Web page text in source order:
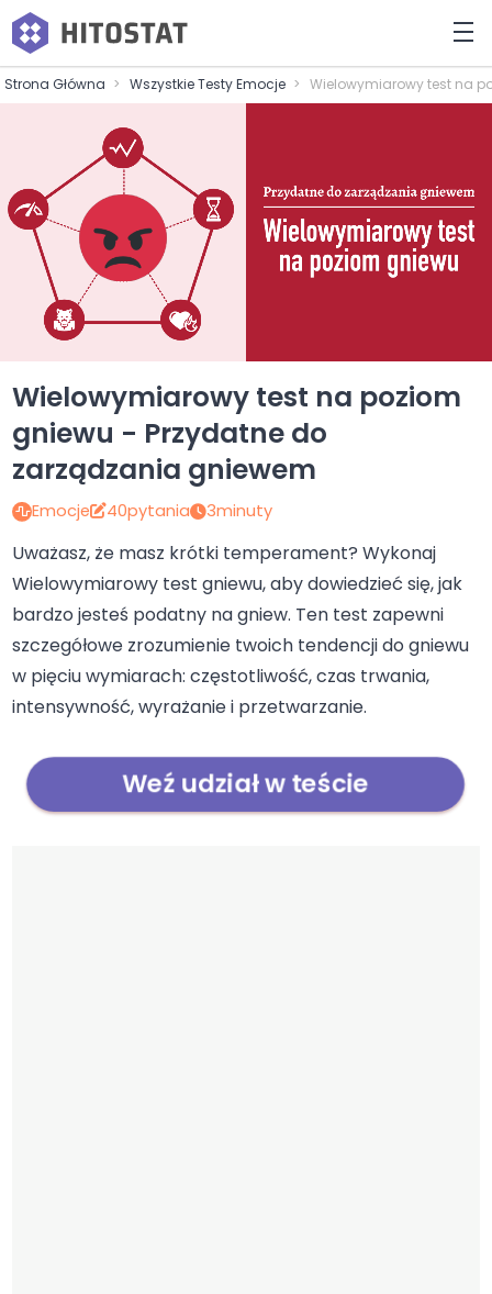
Strona Główna Wszystkie Testy Emocje Wielowymiarowy test na
Wielowymiarowy test na poziom
gniewu - Przydatne do
zarządzania gniewem
Emocje 40pytania 3minuty
Uważasz, że masz krótki temperament? Wykonaj
Wielowymiarowy test gniewu, aby dowiedzieć się, jak
bardzo jesteś podatny na gniew. Ten test zapewni
szczegółowe zrozumienie twoich tendencji do gniewu
w pięciu wymiarach: częstotliwość, czas trwania,
intensywność, wyrażanie i przetwarzanie.
Weź udział w teście